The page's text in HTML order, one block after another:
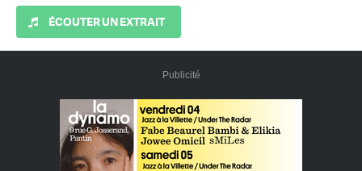
ÉCOUTER UN EXTRAIT
Publicité